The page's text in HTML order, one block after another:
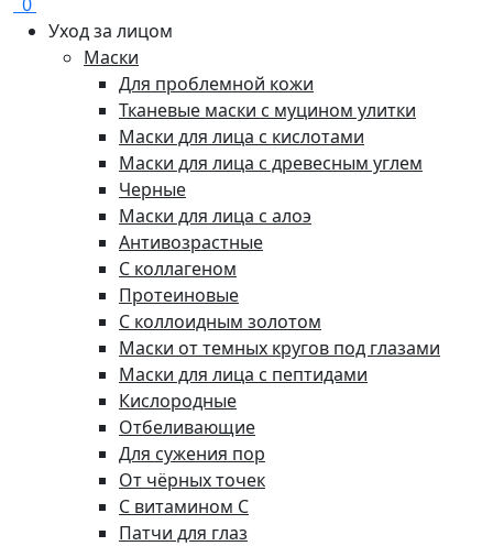
Уход за лицом
Маски
Для проблемной кожи
Тканевые маски с муцином улитки
Маски для лица с кислотами
Маски для лица с древесным углем
Черные
Маски для лица с алоэ
Антивозрастные
С коллагеном
Протеиновые
С коллоидным золотом
Маски от темных кругов под глазами
Маски для лица с пептидами
Кислородные
Отбеливающие
Для сужения пор
От чёрных точек
С витамином C
Патчи для глаз